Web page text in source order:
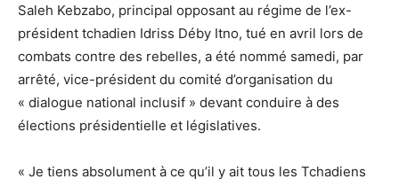
Saleh Kebzabo, principal opposant au régime de l’ex-
président tchadien Idriss Déby Itno, tué en avril lors de
combats contre des rebelles, a été nommé samedi, par
arrêté, vice-président du comité d’organisation du
« dialogue national inclusif » devant conduire à des
élections présidentielle et législatives.
« Je tiens absolument à ce qu’il y ait tous les Tchadiens